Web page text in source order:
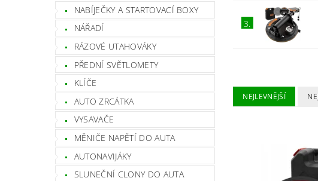
NABÍJEČKY A STARTOVACÍ BOXY
NÁŘADÍ
RÁZOVÉ UTAHOVÁKY
PŘEDNÍ SVĚTLOMETY
KLÍČE
AUTO ZRCÁTKA
VYSAVAČE
MĚNIČE NAPĚTÍ DO AUTA
AUTONAVIJÁKY
SLUNEČNÍ CLONY DO AUTA
3.
NEJLEVNĚJŠÍ